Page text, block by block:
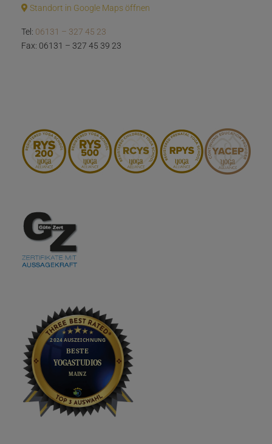
Standort in Google Maps öffnen
Tel: 06131 – 327 45 23
Fax: 06131 – 327 45 39 23